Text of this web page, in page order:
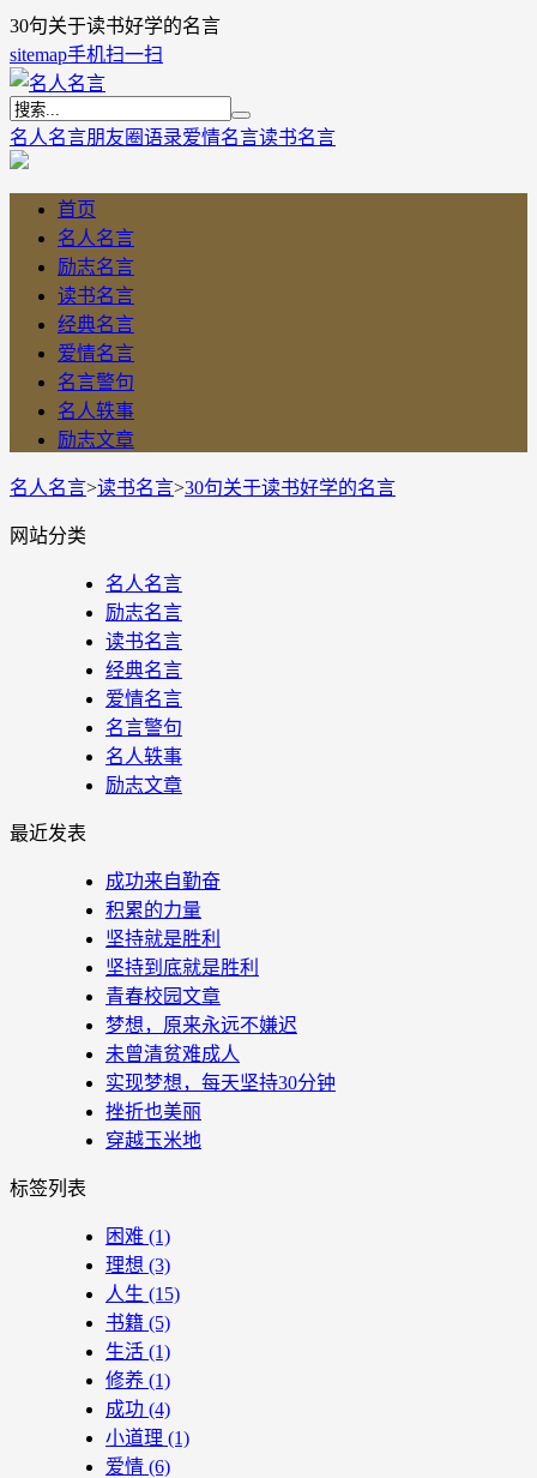
30句关于读书好学的名言
sitemap手机扫一扫
名人名言朋友圈语录爱情名言读书名言
首页
名人名言
励志名言
读书名言
经典名言
爱情名言
名言警句
名人轶事
励志文章
名人名言>读书名言>30句关于读书好学的名言
网站分类
名人名言
励志名言
读书名言
经典名言
爱情名言
名言警句
名人轶事
励志文章
最近发表
成功来自勤奋
积累的力量
坚持就是胜利
坚持到底就是胜利
青春校园文章
梦想，原来永远不嫌迟
未曾清贫难成人
实现梦想，每天坚持30分钟
挫折也美丽
穿越玉米地
标签列表
困难 (1)
理想 (3)
人生 (15)
书籍 (5)
生活 (1)
修养 (1)
成功 (4)
小道理 (1)
爱情 (6)